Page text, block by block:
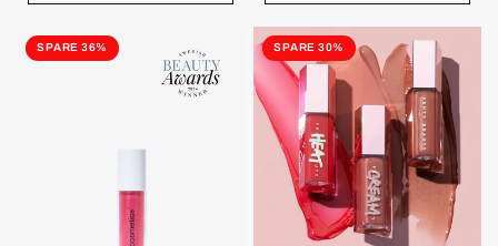
SPARE 36% SPARE 30%